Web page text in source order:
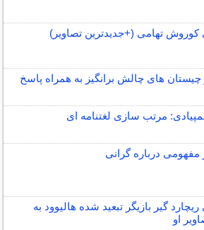
کوروش تهامی (+جدیدترین تصاویر)
چیستان های چالش برانگیز به همراه پاسخ
مرتب سازی لغتنامه ای
مفهومی درباره گرانی
ریچارد گیر بازیگر تبعید شده هالیوود به
او